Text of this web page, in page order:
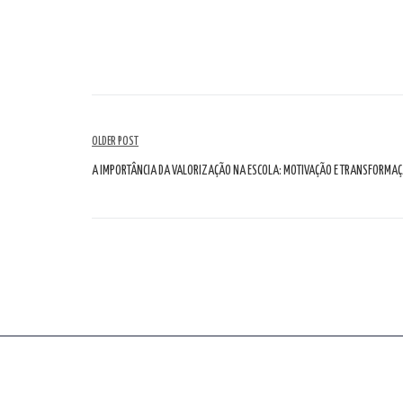
Navegação
de
OLDER POST
A IMPORTÂNCIA DA VALORIZAÇÃO NA ESCOLA: MOTIVAÇÃO E